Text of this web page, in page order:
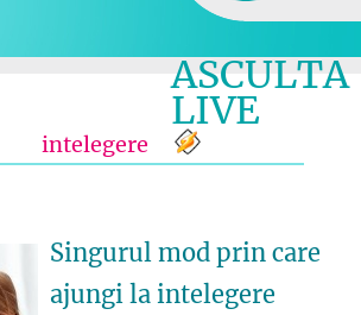
ASCULTA
LIVE
intelegere
Singurul mod prin care
ajungi la intelegere